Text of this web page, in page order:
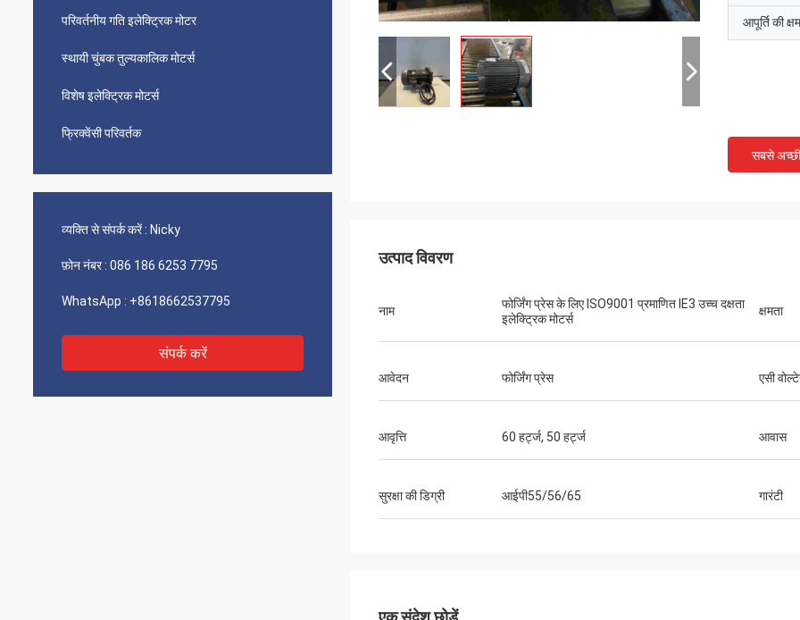
परिवर्तनीय गति इलेक्ट्रिक मोटर
स्थायी चुंबक तुल्यकालिक मोटर्स
विशेष इलेक्ट्रिक मोटर्स
फ्रिक्वेंसी परिवर्तक
व्यक्ति से संपर्क करें : Nicky
फ़ोन नंबर : 086 186 6253 7795
WhatsApp : +8618662537795
संपर्क करें
आपूर्ति की
सबसे
उत्पाद विवरण
नाम
फोर्जिंग प्रेस के लिए ISO9001 प्रमाणित IE3 उच्च दक्षता
इलेक्ट्रिक मोटर्स
क्षमता
आवेदन फोर्जिंग प्रेस एसी
आवृत्ति 60 हर्ट्ज, 50 हर्ट्ज आवास
सुरक्षा की डिग्री आईपी55/56/65 गारंटी